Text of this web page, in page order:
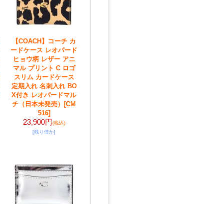
【COACH】コーチ カ
ードケース レオパード
ヒョウ柄 レザー アニ
マル プリント C ロゴ
スリム カードケース
定期入れ 名刺入れ BO
X付き レオパードマル
チ（日本未発売）
[CM
516]
23,900円(税込)
[残り僅か]